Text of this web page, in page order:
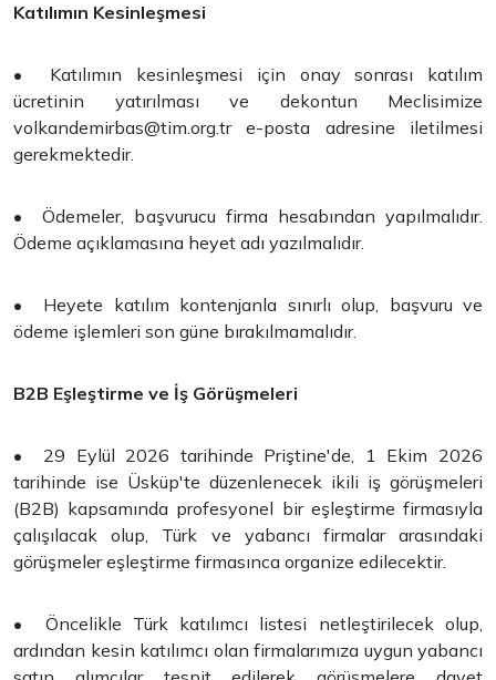
Katılımın Kesinleşmesi
• Katılımın kesinleşmesi için onay sonrası katılım
ücretinin yatırılması ve dekontun Meclisimize
volkandemirbas@tim.org.tre-posta adresine iletilmesi
gerekmektedir.
• Ödemeler, başvurucu firma hesabından yapılmalıdır.
Ödeme açıklamasına heyet adı yazılmalıdır.
• Heyete katılım kontenjanla sınırlı olup, başvuru ve
ödeme işlemleri son güne bırakılmamalıdır.
B2B Eşleştirme ve İş Görüşmeleri
• 29 Eylül 2026 tarihinde Priştine'de, 1 Ekim 2026
tarihinde ise Üsküp'te düzenlenecek ikili iş görüşmeleri
(B2B) kapsamında profesyonel bir eşleştirme firmasıyla
çalışılacak olup, Türk ve yabancı firmalar arasındaki
görüşmeler eşleştirme firmasınca organize edilecektir.
• Öncelikle Türk katılımcı listesi netleştirilecek olup,
ardından kesin katılımcı olan firmalarımıza uygun yabancı